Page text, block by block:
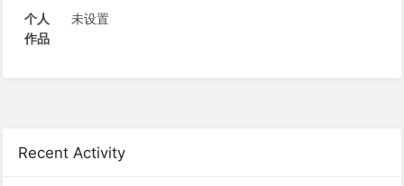
Recent Activity
个人
作品
未设置